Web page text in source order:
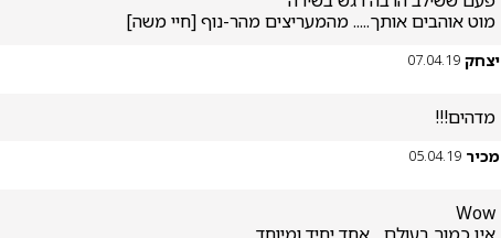
מוט אוהבים אותך..... מהמעריצים מהר-נוף [חיי משה]
יצחק 07.04.19
מדהים!!!
מכיר 05.04.19
Wow